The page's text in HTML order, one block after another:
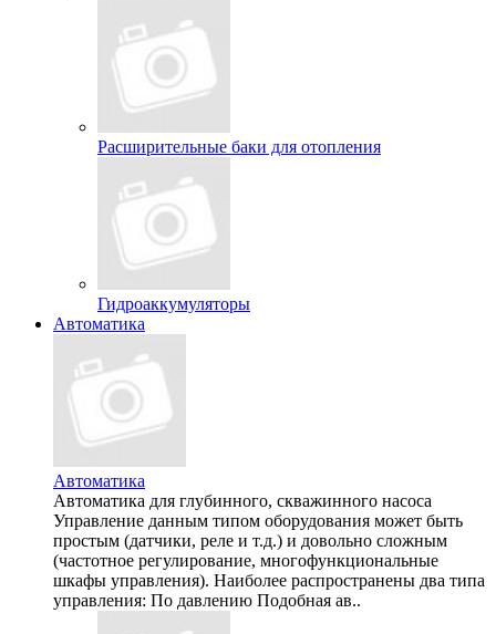
Расширительные баки для отопления
Гидроаккумуляторы
Автоматика
Автоматика
Автоматика для глубинного, скважинного насоса
Управление данным типом оборудования может быть
простым (датчики, реле и т.д.) и довольно сложным
(частотное регулирование, многофункциональные
шкафы управления). Наиболее распространены два типа
управления: По давлению Подобная ав..